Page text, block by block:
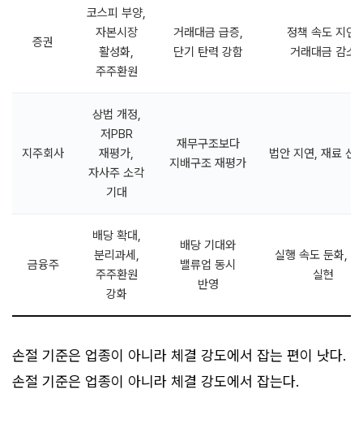
증권
코스피 부양,
자본시장
활성화,
주주환원
거래대금 급증,
단기 탄력 강함
정책 속도 지연,
거래대금 감소
지주회사
상법 개정,
저PBR
재평가,
자사주 소각
기대
재무구조보다
지배구조 재평가
법안 지연, 재료 선
금융주
배당 확대,
분리과세,
주주환원
강화
배당 기대와
밸류업 동시
반영
실행 속도 둔화,
실현
손절 기준은 업종이 아니라 체결 강도에서 잡는 편이 낫다.
손절 기준은 업종이 아니라 체결 강도에서 잡는다.